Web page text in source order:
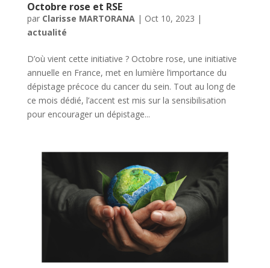
Octobre rose et RSE
par Clarisse MARTORANA| Oct 10, 2023 |
actualité
D’où vient cette initiative ? Octobre rose, une initiative
annuelle en France, met en lumière l’importance du
dépistage précoce du cancer du sein. Tout au long de
ce mois dédié, l’accent est mis sur la sensibilisation
pour encourager un dépistage...